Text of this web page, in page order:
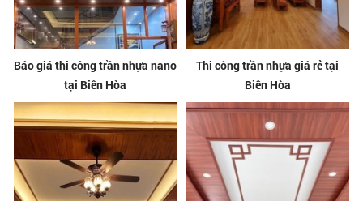
Báo giá thi công trần nhựa nano
tại Biên Hòa
Thi công trần nhựa giá rẻ tại
Biên Hòa